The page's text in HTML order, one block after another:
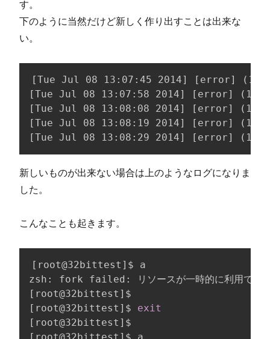
す。
下のように当然だけど新しく作り出すことは出来な
い。
[Tue Jul 08 13:07:45 2014] [error]
[Tue Jul 08 13:07:58 2014] [error]
[Tue Jul 08 13:08:08 2014] [error]
[Tue Jul 08 13:08:19 2014] [error]
[Tue Jul 08 13:08:29 2014] [error]
新しいものが出来ない場合は上のようなログになりま
した。
こんなことも起きます。
[ root@32bittest ] $ a
[ root@32bittest ]
[ root@32bittest ] $ exit
[ root@32bittest ]
[ root@32bittest ] $ a